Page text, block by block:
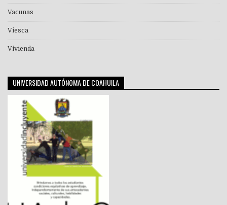
Vacunas
Viesca
Vivienda
UNIVERSIDAD AUTÓNOMA DE COAHUILA